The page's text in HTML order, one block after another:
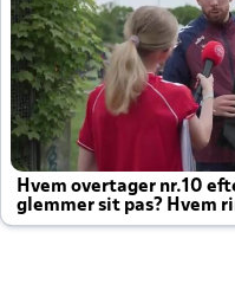
Hvem overtager nr.10
glemmer sit pas? Hvem
altid til efter kampe?